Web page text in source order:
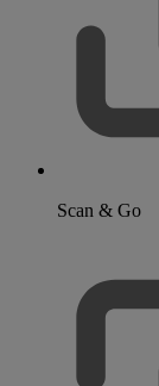
Scan & Go